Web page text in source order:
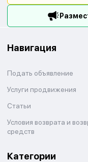
Навигация
Подать объявление
Услуги продвижения
Статьи
Условия возврата и
средств
Категории